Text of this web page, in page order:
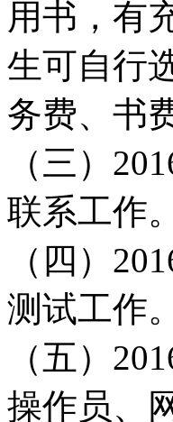
用书，有
生可自行
务费、书
（三）
联系工作。
（四）
测试工作。
（五）
操作员、